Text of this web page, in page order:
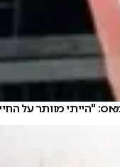
"הייתי מוותר על